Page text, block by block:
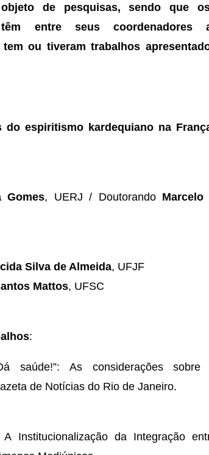
de pesquisas, sendo que
entre seus coordenadores
ou tiveram trabalhos
do espiritismo kardequiano na
Gomes, UERJ / Doutorando Marcelo
Silva de Almeida, UFJF
Mattos, UFSC
:
saúde!”: As considerações sobre
de Notícias do Rio de Janeiro.
A Institucionalização da Integração